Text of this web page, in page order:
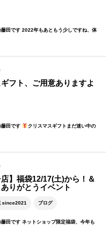
田です 2022年もあともう少しですね、体
フト、ご用意ありますよ
田です
クリスマスギフトまだ迷い中の
店】福袋12/17(土)から！＆
ありがとうイベント
since2021 ブログ
田です ネットショップ限定福袋、今年も